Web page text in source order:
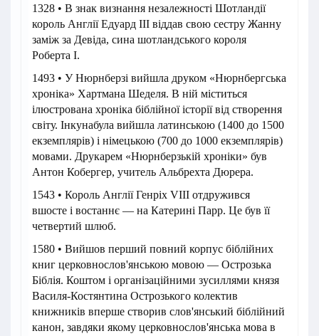
1328 • В знак визнання незалежності Шотландії
король Англії Едуард III віддав свою сестру Жанну
заміж за Девіда, сина шотландського короля
Роберта I.
1493 • У Нюрнберзі вийшла друком «Нюрнбергська
хроніка» Хартмана Шеделя. В ній міститься
ілюстрована хроніка біблійної історії від створення
світу. Інкунабула вийшла латинською (1400 до 1500
екземплярів) і німецькою (700 до 1000 екземплярів)
мовами. Друкарем «Нюрнберзькій хроніки» був
Антон Кобергер, учитель Альбрехта Дюрера.
1543 • Король Англії Генріх VIII отдружився
вшосте і востаннє — на Катерині Парр. Це був її
четвертий шлюб.
1580 • Вийшов перший повний корпус біблійних
книг церковнослов'янською мовою — Острозька
Біблія. Коштом і організаційними зусиллями князя
Василя-Костянтина Острозького колектив
книжників вперше створив слов'янський біблійний
канон, завдяки якому церковнослов'янська мова в